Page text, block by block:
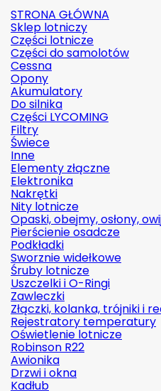
STRONA GŁÓWNA
Sklep lotniczy
Części lotnicze
Części do samolotów
Cessna
Opony
Akumulatory
Do silnika
Części LYCOMING
Filtry
Świece
Inne
Elementy złączne
Elektronika
Nakrętki
Nity lotnicze
Opaski, obejmy, osłony,
Pierścienie osadcze
Podkładki
Sworznie widełkowe
Śruby lotnicze
Uszczelki i O-Ringi
Zawleczki
Złączki, kolanka, trójniki i
Rejestratory temperatury
Oświetlenie lotnicze
Robinson R22
Awionika
Drzwi i okna
Kadłub